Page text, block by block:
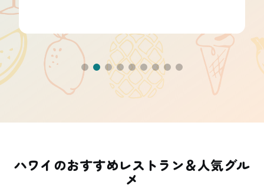
ハワイのおすすめレストラン＆人気グル
メ